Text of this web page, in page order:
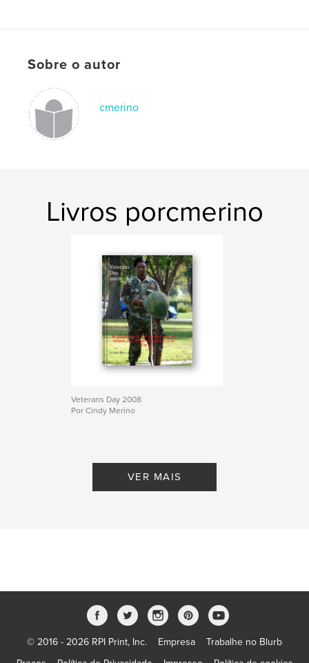
Sobre o autor
cmerino
Livros porcmerino
Veterans Day 2008
Por Cindy Merino
VER MAIS
© 2016 - 2026 RPI Print, Inc. Empresa
Trabalhe no Blurb